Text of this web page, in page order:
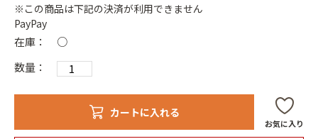
※この商品は下記の決済が利用できません
PayPay
在庫：
○
数量：
カートに入れる
お気に入り